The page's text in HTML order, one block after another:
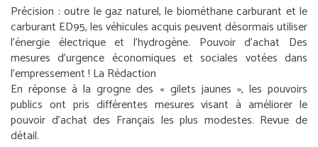
Précision : outre le gaz naturel, le biométhane carburant et le
carburant ED95, les véhicules acquis peuvent désormais utiliser
l’énergie électrique et l’hydrogène. Pouvoir d’achat Des
mesures d’urgence économiques et sociales votées dans
l’empressement ! La Rédaction
En réponse à la grogne des « gilets jaunes », les pouvoirs
publics ont pris différentes mesures visant à améliorer le
pouvoir d’achat des Français les plus modestes. Revue de
détail.